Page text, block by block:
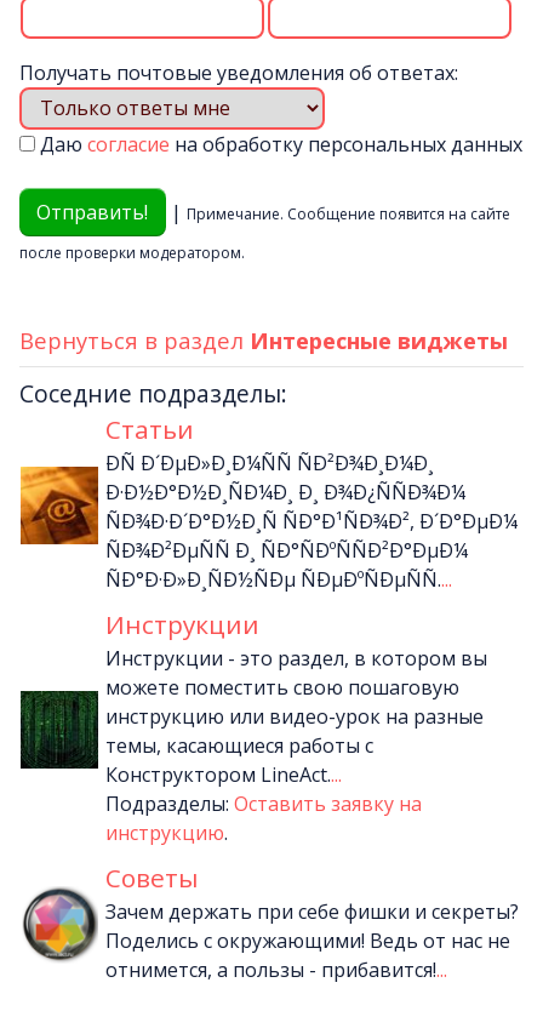
Получать почтовые уведомления об ответах:
Даю согласие на обработку персональных данных
| Примечание. Сообщение появится на сайте
после проверки модератором.
Вернуться в раздел Интересные виджеты
Соседние подразделы:
Статьи
ÐÑ Ð´ÐµÐ»Ð¸Ð¼ÑÑ ÑÐ²Ð¾Ð¸Ð¼Ð¸
Ð·Ð½Ð°Ð½Ð¸ÑÐ¼Ð¸ Ð¸ Ð¾Ð¿ÑÑÐ¾Ð¼
ÑÐ¾Ð·Ð´Ð°Ð½Ð¸Ñ ÑÐ°Ð¹ÑÐ¾Ð², Ð´Ð°ÐµÐ¼
ÑÐ¾Ð²ÐµÑÑ Ð¸ ÑÐ°ÑÐºÑÑÐ²Ð°ÐµÐ¼
ÑÐ°Ð·Ð»Ð¸ÑÐ½ÑÐµ ÑÐµÐºÑÐµÑÑ....
Инструкции
Инструкции - это раздел, в котором вы
можете поместить свою пошаговую
инструкцию или видео-урок на разные
темы, касающиеся работы с
Конструктором LineAct....
Подразделы: Оставить заявку на
инструкцию.
Советы
Зачем держать при себе фишки и секреты?
Поделись с окружающими! Ведь от нас не
отнимется, а пользы - прибавится!...